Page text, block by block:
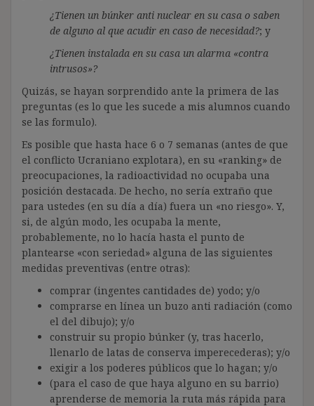
¿Tienen un búnker anti nuclear en su casa o saben
de alguno al que acudir en caso de necesidad?; y
¿Tienen instalada en su casa un alarma «contra
intrusos»?
Quizás, se hayan sorprendido ante la primera de las
preguntas (es lo que les sucede a mis alumnos cuando
se las formulo).
Es posible que hasta hace 6 o 7 semanas (antes de que
el conflicto Ucraniano explotara), en su «ranking» de
preocupaciones, la radioactividad no ocupaba una
posición destacada. De hecho, no sería extraño que
para ustedes (en su día a día) fuera un «no riesgo». Y,
si, de algún modo, les ocupaba la mente,
probablemente, no lo hacía hasta el punto de
plantearse «con seriedad» alguna de las siguientes
medidas preventivas (entre otras):
comprar (ingentes cantidades de) yodo; y/o
comprarse en línea un buzo anti radiación (como
el del dibujo); y/o
construir su propio búnker (y, tras hacerlo,
llenarlo de latas de conserva imperecederas); y/o
exigir a los poderes públicos que lo hagan; y/o
(para el caso de que haya alguno en su barrio)
aprenderse de memoria la ruta más rápida para